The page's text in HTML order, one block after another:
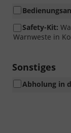
Safety-Kit:
Warnweste in
Sonstiges
Abholung in